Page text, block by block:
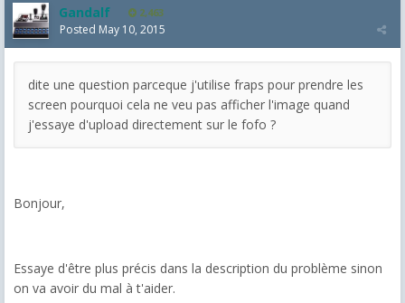
Gandalf 2,463
Posted May 10, 2015
dite une question parceque j'utilise fraps pour prendre les
screen pourquoi cela ne veu pas afficher l'image quand
j'essaye d'upload directement sur le fofo ?
Bonjour,
Essaye d'être plus précis dans la description du problème sinon
on va avoir du mal à t'aider.